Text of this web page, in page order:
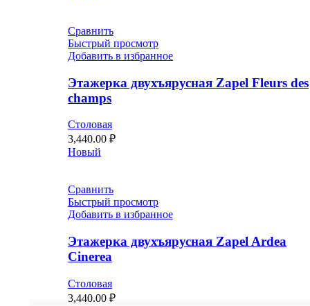
Сравнить
Быстрый просмотр
Добавить в избранное
Этажерка двухъярусная Zapel Fleurs des
champs
Столовая
3,440.00 ₽
Новый
Сравнить
Быстрый просмотр
Добавить в избранное
Этажерка двухъярусная Zapel Ardea
Cinerea
Столовая
3,440.00 ₽